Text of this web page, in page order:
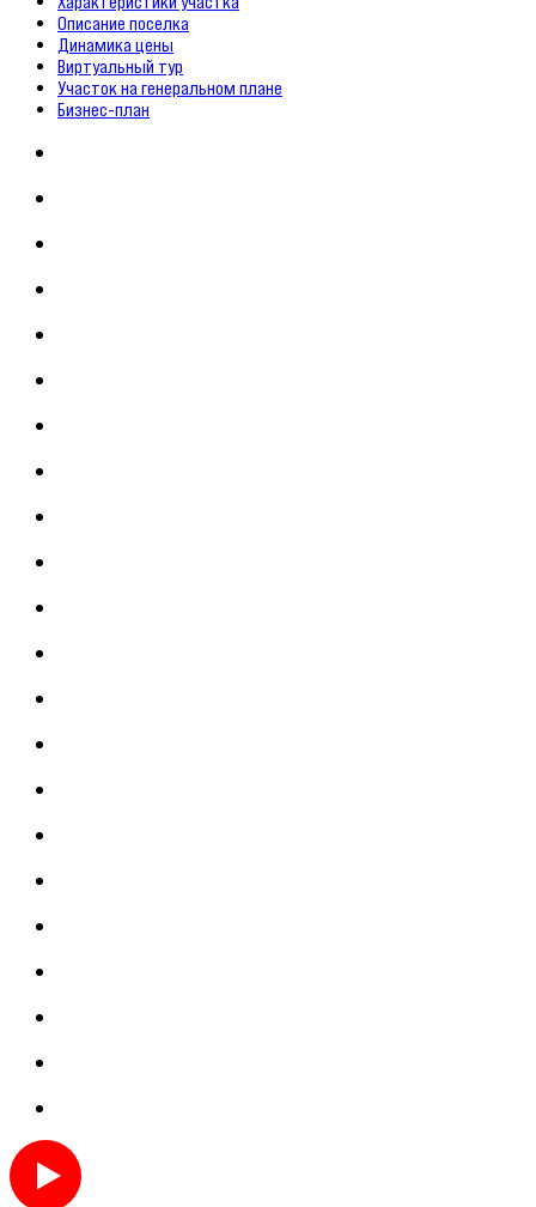
Описание поселка
Динамика цены
Виртуальный тур
Участок на генеральном плане
Бизнес-план